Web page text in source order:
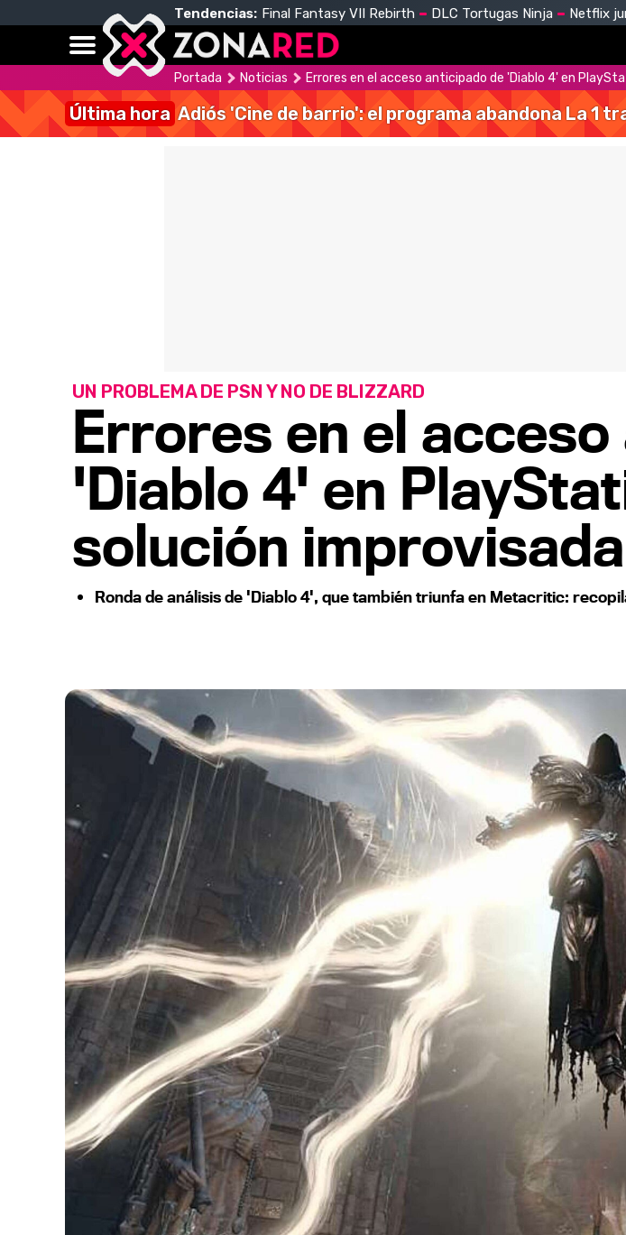
Tendencias: Final Fantasy VII Rebirth DLC Tortugas Ninja Netflix
Portada Noticias Errores en el acceso anticipado de 'Diablo 4' en
Última hora Adiós 'Cine de barrio': el programa abandona La 1
Ronda de análisis de 'Diablo 4', que también triunfa en Metacritic:
Errores en el
'Diablo 4' en
solución improvisada
UN PROBLEMA DE PSN Y NO DE BLIZZARD